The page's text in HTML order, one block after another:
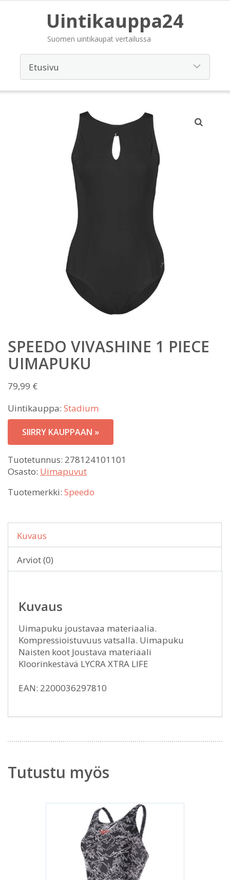
Uintikauppa24
Suomen uintikaupat vertailussa
SPEEDO VIVASHINE 1 PIECE
UIMAPUKU
79,99 €
Uintikauppa: Stadium
SIIRRY KAUPPAAN »
Tuotetunnus: 278124101101
Osasto: Uimapuvut
Tuotemerkki: Speedo
Kuvaus
Arviot (0)
Kuvaus
Uimapuku joustavaa materiaalia.
Kompressioistuvuus vatsalla. Uimapuku
Naisten koot Joustava materiaali
Kloorinkestävä LYCRA XTRA LIFE
EAN: 2200036297810
Tutustu myös